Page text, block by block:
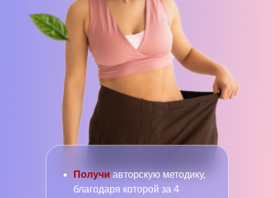
Получи авторскую методику,
благодаря которой за 4